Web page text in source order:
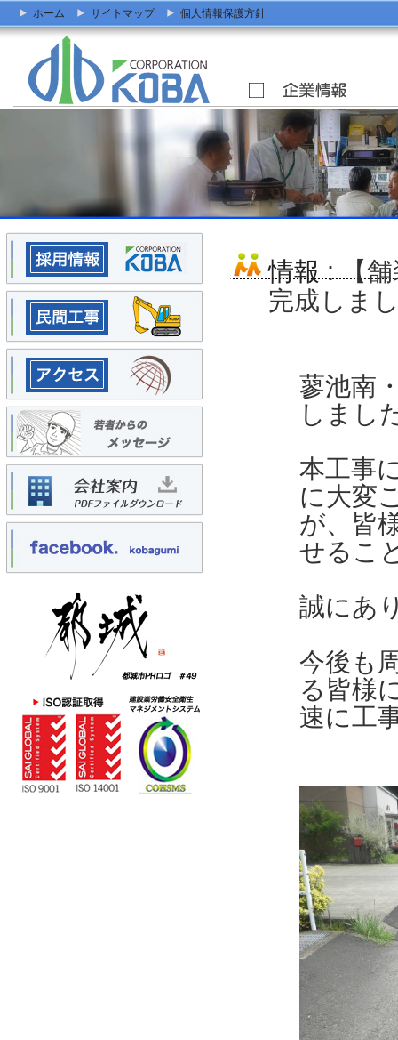
ホーム サイトマップ 個人情報保護方針
情報 : 【
完成しま
蓼池南
しまし
本工事
に大変
が、皆
せるこ
誠にあ
今後も
る皆様
速に工